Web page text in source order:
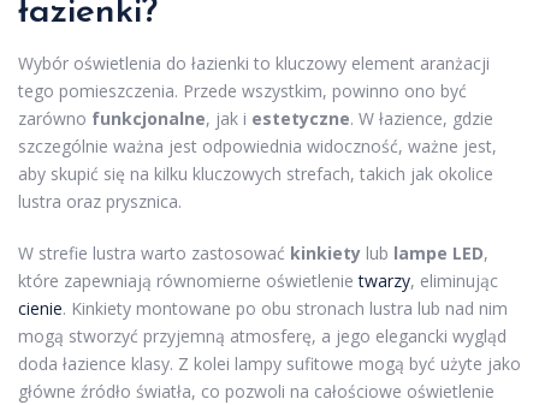
łazienki?
Wybór oświetlenia do łazienki to kluczowy element aranżacji
tego pomieszczenia. Przede wszystkim, powinno ono być
zarówno funkcjonalne, jak i estetyczne. W łazience, gdzie
szczególnie ważna jest odpowiednia widoczność, ważne jest,
aby skupić się na kilku kluczowych strefach, takich jak okolice
lustra oraz prysznica.
W strefie lustra warto zastosować kinkiety lub lampe LED,
które zapewniają równomierne oświetlenietwarzy, eliminując
cienie. Kinkiety montowane po obu stronach lustra lub nad nim
mogą stworzyć przyjemną atmosferę, a jego elegancki wygląd
doda łazience klasy. Z kolei lampy sufitowe mogą być użyte jako
główne źródło światła, co pozwoli na całościowe oświetlenie